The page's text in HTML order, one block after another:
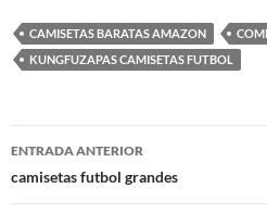
CAMISETAS BARATAS AMAZON
KUNGFUZAPAS CAMISETAS FUTBOL
Navegación
de
ENTRADA ANTERIOR
camisetas futbol grandes